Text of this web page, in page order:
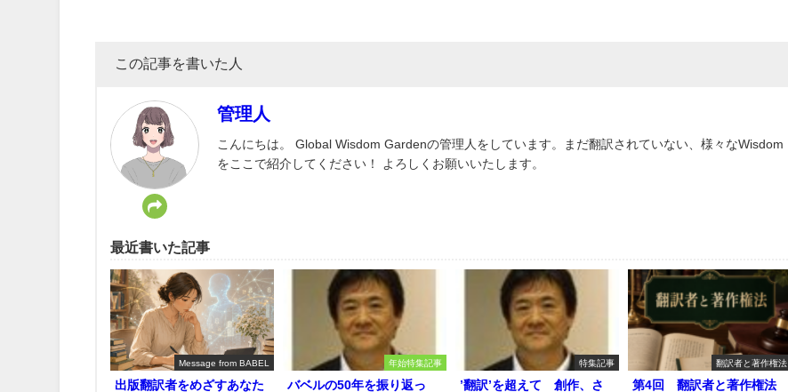
この記事を書いた人
管理人
こんにちは。 Global Wisdom Gardenの管理人をしています。まだ翻訳されていない、様々なWisdom
をここで紹介してください！ よろしくお願いいたします。
最近書いた記事
Message from BABEL
出版翻訳者をめざすあなた
年始特集記事
バベルの50年を振り返っ
特集記事
’翻訳’を超えて 創作、さ
翻訳者と著作権法
第4回 翻訳者と著作権法